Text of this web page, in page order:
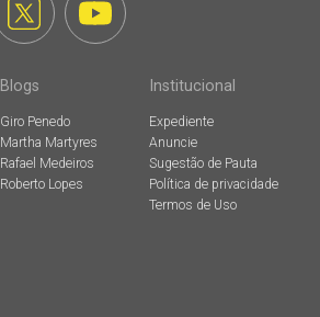
Blogs
Giro Penedo
Martha Martyres
Rafael Medeiros
Roberto Lopes
Institucional
Expediente
Anuncie
Sugestão de Pauta
Política de privacidade
Termos de Uso